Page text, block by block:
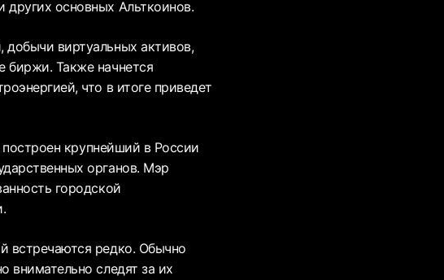
основных Альткоинов.
добычи виртуальных активов,
биржи. Также начнется
что в итоге приведет
крупнейший в России
органов. Мэр
городской
встречаются редко. Обычно
внимательно следят за их